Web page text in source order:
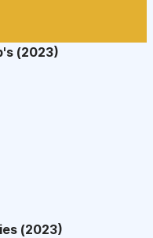
(2023)
(2023)